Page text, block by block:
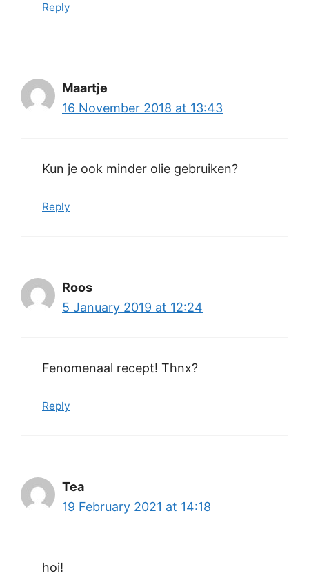
Reply
Maartje
16 November 2018 at 13:43
Kun je ook minder olie gebruiken?
Reply
Roos
5 January 2019 at 12:24
Fenomenaal recept! Thnx?
Reply
Tea
19 February 2021 at 14:18
hoi!